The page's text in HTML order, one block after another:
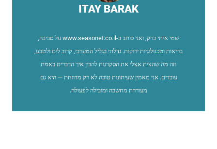
ITAY BARAK
שמי איתי ברק, ואני כותב ב-www.seasonet.co.il על סביבה,
בריאות וטכנולוגיות ירוקות. גדלתי בגליל המערבי, קרוב לים ולטבע,
וזה מה שהצית אצלי את הסקרנות להבין איך הדברים באמת
עובדים. אני מאמין שעיתונות טובה לא רק מדווחת — היא גם
מעוררת מחשבה ומובילה לפעולה.